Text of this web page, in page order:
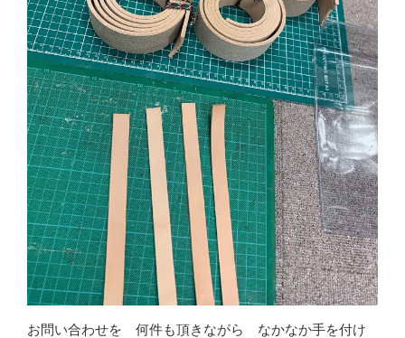
お問い合わせを 何件も頂きながら なかなか手を付け